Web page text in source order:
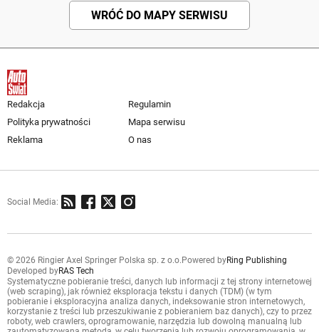
WRÓĆ DO MAPY SERWISU
Redakcja
Regulamin
Polityka prywatności
Mapa serwisu
Reklama
O nas
Social Media:
© 2026 Ringier Axel Springer Polska sp. z o.o. Powered byRing Publishing
Developed byRAS Tech
Systematyczne pobieranie treści, danych lub informacji z tej strony internetowej
(web scraping), jak również eksploracja tekstu i danych (TDM) (w tym
pobieranie i eksploracyjna analiza danych, indeksowanie stron internetowych,
korzystanie z treści lub przeszukiwanie z pobieraniem baz danych), czy to przez
roboty, web crawlers, oprogramowanie, narzędzia lub dowolną manualną lub